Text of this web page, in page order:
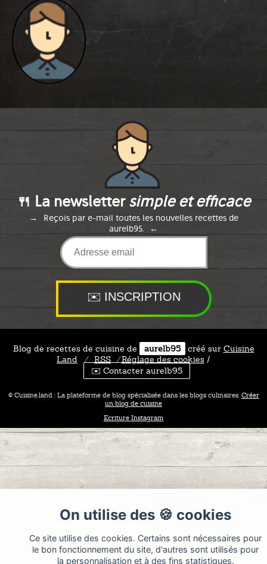
On utilise des 🍪 cookies
Ce site utilise des cookies. Certains sont nécessaires pour
le bon fonctionnement du site, d'autres sont utilisés pour
la personnalisation et à des fins statistiques.
🍴 La newsletter simple et efficace
Reçois par e-mail toutes les nouvelles recettes de
aurelb95.
Blog de recettes de cuisine de aurelb95 créé sur Cuisine
Land
⁄ RSS ⁄Réglage des cookies /
✉️ Contacter aurelb95
© Cuisine.land : La plateforme de blog spécialisée dans les blogs culinaires. Créer
un blog de cuisine
Ecriture Instagram